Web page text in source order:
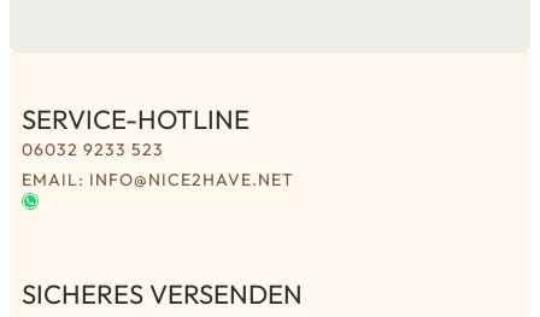
SERVICE-HOTLINE
06032 9233 523
EMAIL: INFO@NICE2HAVE.NET
SICHERES VERSENDEN